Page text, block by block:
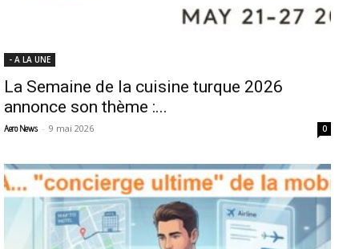
- A LA UNE
La Semaine de la cuisine turque 2026
annonce son thème :...
Aero News - 9 mai 2026 0